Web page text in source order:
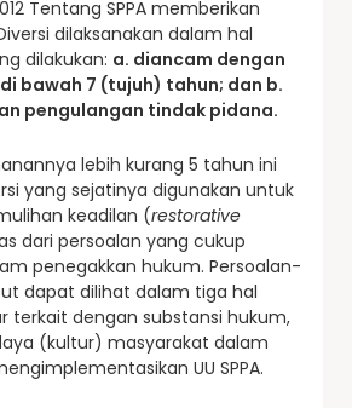
Tentang SPPA memberikan
dilaksanakan dalam hal
dilakukan: a. diancam dengan
bawah 7 (tujuh) tahun; dan b.
pengulangan tindak pidana.
lebih kurang 5 tahun ini
yang sejatinya digunakan untuk
keadilan (restorative
dari persoalan yang cukup
penegakkan hukum. Persoalan-
dapat dilihat dalam tiga hal
terkait dengan substansi hukum,
(kultur) masyarakat dalam
UU SPPA.